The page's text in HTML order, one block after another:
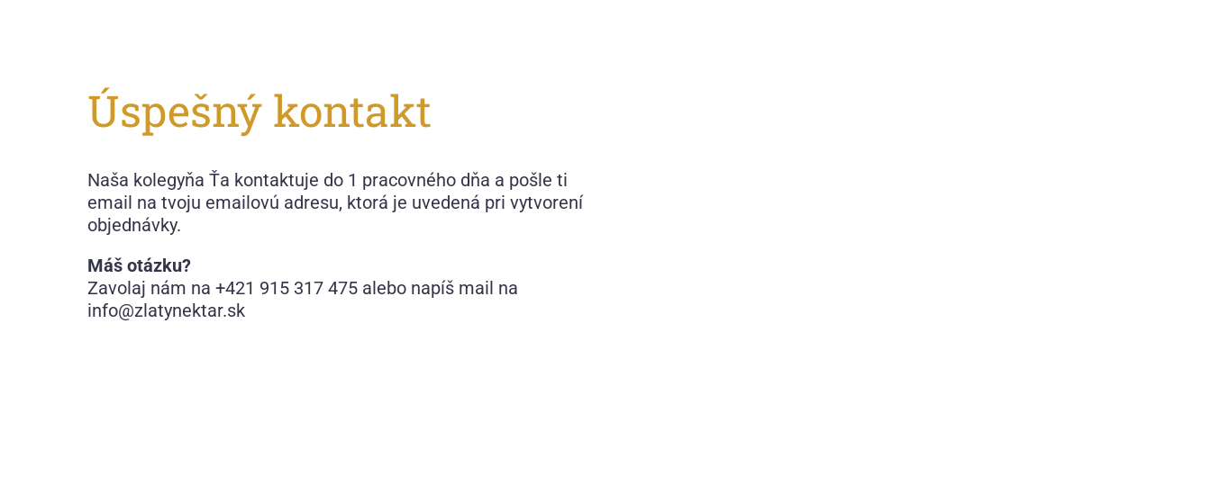
Úspešný kontakt
Naša kolegyňa Ťa kontaktuje do 1 pracovného dňa a pošle ti
email na tvoju emailovú adresu, ktorá je uvedená pri vytvorení
objednávky.
Máš otázku?
Zavolaj nám na +421 915 317 475 alebo napíš mail na
info@zlatynektar.sk